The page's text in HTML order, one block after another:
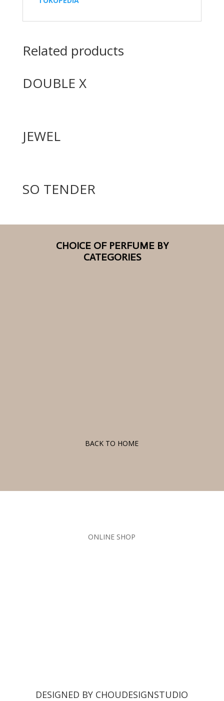
Related products
DOUBLE X
JEWEL
SO TENDER
CHOICE OF PERFUME BY
CATEGORIES
BACK TO HOME
ONLINE SHOP
DESIGNED BY CHOUDESIGNSTUDIO